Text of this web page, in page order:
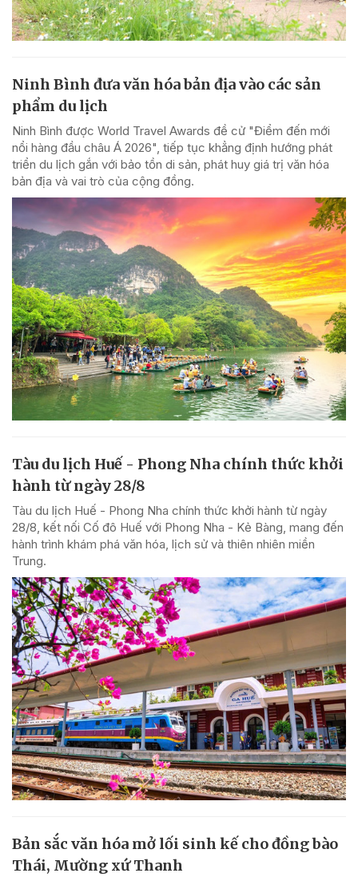
Ninh Bình đưa văn hóa bản địa vào các sản
phẩm du lịch
Ninh Bình được World Travel Awards đề cử "Điểm đến mới
nổi hàng đầu châu Á 2026", tiếp tục khẳng định hướng phát
triển du lịch gắn với bảo tồn di sản, phát huy giá trị văn hóa
bản địa và vai trò của cộng đồng.
Tàu du lịch Huế - Phong Nha chính thức khởi
hành từ ngày 28/8
Tàu du lịch Huế - Phong Nha chính thức khởi hành từ ngày
28/8, kết nối Cố đô Huế với Phong Nha - Kẻ Bàng, mang đến
hành trình khám phá văn hóa, lịch sử và thiên nhiên miền
Trung.
Bản sắc văn hóa mở lối sinh kế cho đồng bào
Thái, Mường xứ Thanh